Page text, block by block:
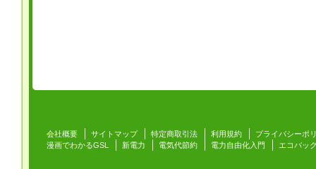
会社概要 サイトマップ 特定商取引法 利用規約
プライバシーポ
漫画でわかるGSL
新電力 電気代節約 電力自由化入門 エコバッ